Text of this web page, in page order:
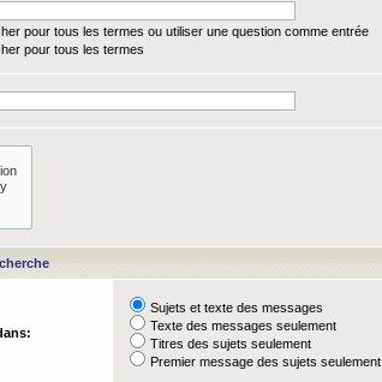
pour tous les termes ou utiliser une question comme entrée
pour tous les termes
Sujets et texte des messages
Texte des messages seulement
Titres des sujets seulement
Premier message des sujets seulement